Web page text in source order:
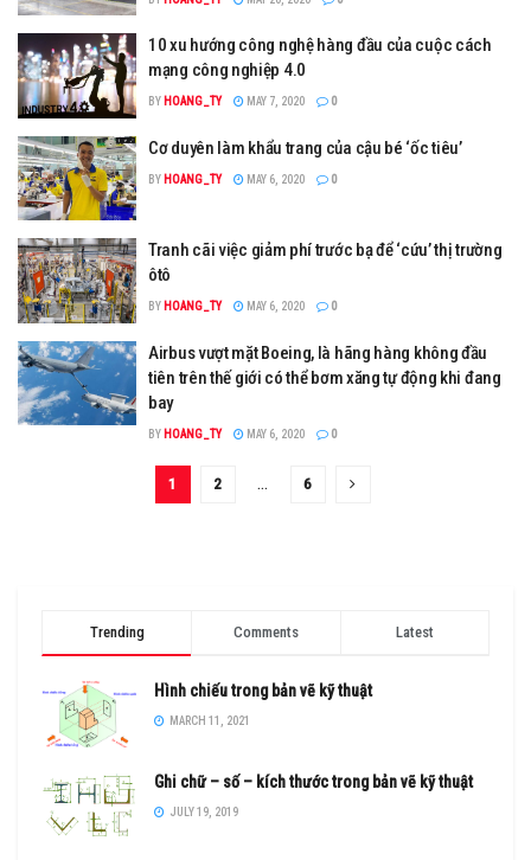
10 xu hướng công nghệ hàng đầu của cuộc cách
mạng công nghiệp 4.0
BY HOANG_TY MAY 7, 2020 0
Cơ duyên làm khẩu trang của cậu bé ‘ốc tiêu’
BY HOANG_TY MAY 6, 2020 0
Tranh cãi việc giảm phí trước bạ để ‘cứu’ thị trường
ôtô
BY HOANG_TY MAY 6, 2020 0
Airbus vượt mặt Boeing, là hãng hàng không đầu
tiên trên thế giới có thể bơm xăng tự động khi đang
bay
BY HOANG_TY MAY 6, 2020 0
1 2 … 6
Trending Comments Latest
Hình chiếu trong bản vẽ kỹ thuật
MARCH 11, 2021
Ghi chữ – số – kích thước trong bản vẽ kỹ thuật
JULY 19, 2019